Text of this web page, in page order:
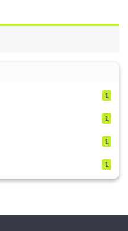
1
1
1
1